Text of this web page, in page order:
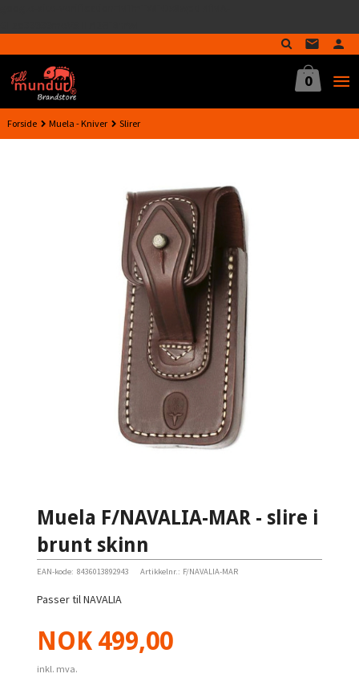
innholdet
0
Forside Muela - Kniver Slirer
Muela F/NAVALIA-MAR - slire i
brunt skinn
EAN-kode: 8436013892943 Artikkelnr.: F/NAVALIA-MAR
Passer til NAVALIA
Pris
NOK 499,00
inkl. mva.